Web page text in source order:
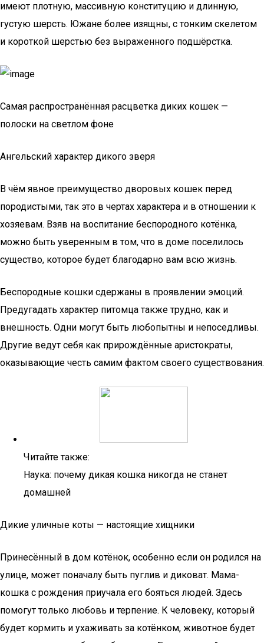
имеют плотную, массивную конституцию и длинную,
густую шерсть. Южане более изящны, с тонким скелетом
и короткой шерстью без выраженного подшёрстка.
Самая распространённая расцветка диких кошек —
полоски на светлом фоне
Ангельский характер дикого зверя
В чём явное преимущество дворовых кошек перед
породистыми, так это в чертах характера и в отношении к
хозяевам. Взяв на воспитание беспородного котёнка,
можно быть уверенным в том, что в доме поселилось
существо, которое будет благодарно вам всю жизнь.
Беспородные кошки сдержаны в проявлении эмоций.
Предугадать характер питомца также трудно, как и
внешность. Одни могут быть любопытны и непоседливы.
Другие ведут себя как прирождённые аристократы,
оказывающие честь самим фактом своего существования.
Читайте также:
Наука: почему дикая кошка никогда не станет
домашней
Дикие уличные коты — настоящие хищники
Принесённый в дом котёнок, особенно если он родился на
улице, может поначалу быть пуглив и диковат. Мама-
кошка с рождения приучала его бояться людей. Здесь
помогут только любовь и терпение. К человеку, который
будет кормить и ухаживать за котёнком, животное будет